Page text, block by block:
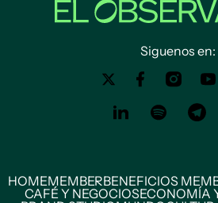
Siguenos en:
HOMEMEMBERBENEFICIOS
CAFÉ Y NEGOCIOSECONOMÍA